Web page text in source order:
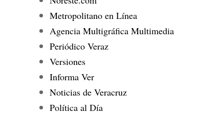
Metropolitano en Línea
Agencia Multigráfica Multimedia
Periódico Veraz
Versiones
Informa Ver
Noticias de Veracruz
Política al Día